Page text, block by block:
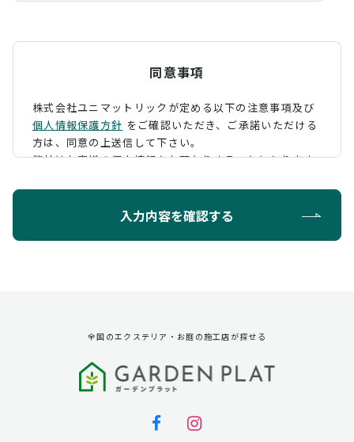
同意事項
株式会社ユニマットリックが定める以下の注意事項及び
個人情報保護方針 をご確認いただき、 ご承諾いただける
方は、同意の上送信して下さい。
弊社はお客様の個人情報をお預かりすることになります
ように定め、保護に努めております。
第三者への提供
弊社は法律で定められている場合を除いて、お客様の個
入力内容を確認する
全国のエクステリア・お庭の施工店が探せる